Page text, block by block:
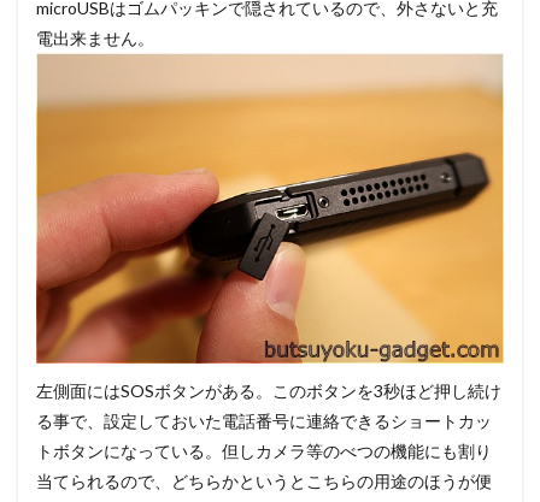
microUSBはゴムパッキンで隠されているので、外さないと充
電出来ません。
左側面にはSOSボタンがある。このボタンを3秒ほど押し続け
る事で、設定しておいた電話番号に連絡できるショートカッ
トボタンになっている。但しカメラ等のべつの機能にも割り
当てられるので、どちらかというとこちらの用途のほうが便